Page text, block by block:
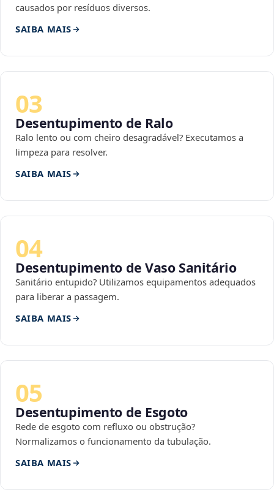
causados por resíduos diversos.
SAIBA MAIS
03
Desentupimento de Ralo
Ralo lento ou com cheiro desagradável? Executamos a
limpeza para resolver.
SAIBA MAIS
04
Desentupimento de Vaso Sanitário
Sanitário entupido? Utilizamos equipamentos adequados
para liberar a passagem.
SAIBA MAIS
05
Desentupimento de Esgoto
Rede de esgoto com refluxo ou obstrução?
Normalizamos o funcionamento da tubulação.
SAIBA MAIS